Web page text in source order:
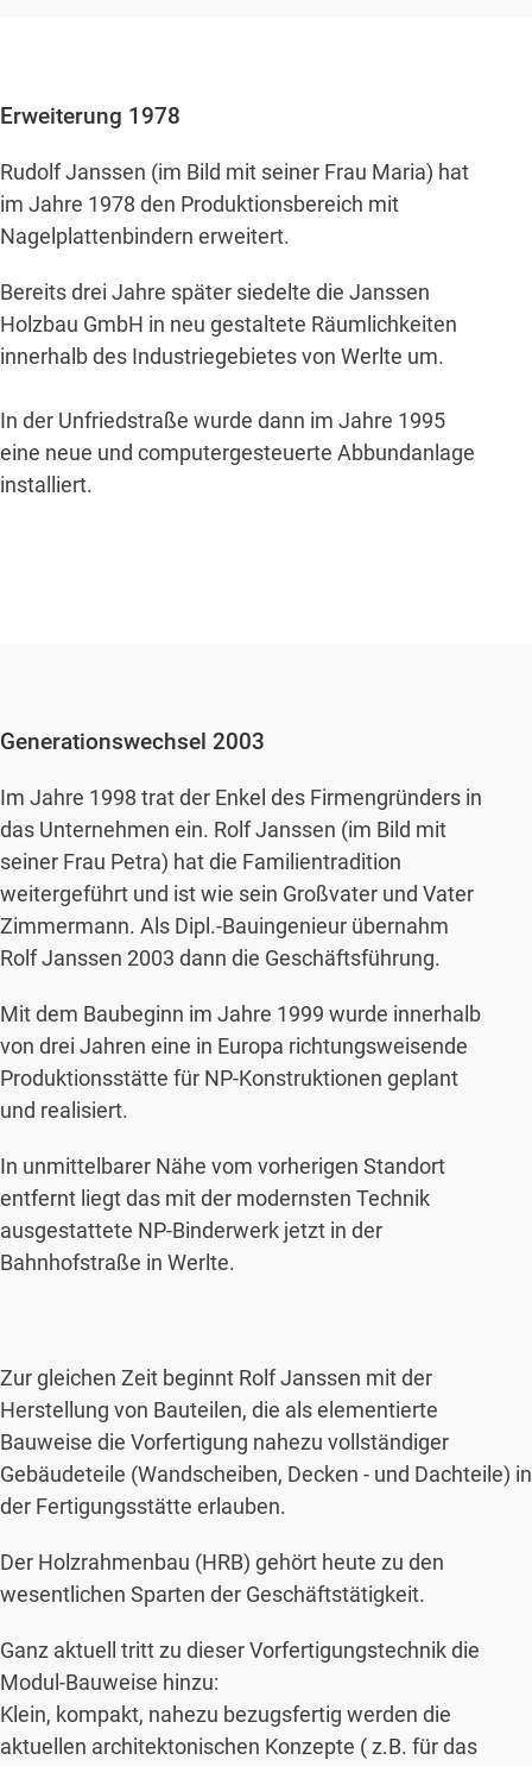
Erweiterung 1978
Rudolf Janssen (im Bild mit seiner Frau Maria) hat
im Jahre 1978 den Produktionsbereich mit
Nagelplattenbindern erweitert.
Bereits drei Jahre später siedelte die Janssen
Holzbau GmbH in neu gestaltete Räumlichkeiten
innerhalb des Industriegebietes von Werlte um.
In der Unfriedstraße wurde dann im Jahre 1995
eine neue und computergesteuerte Abbundanlage
installiert.
Generationswechsel 2003
Im Jahre 1998 trat der Enkel des Firmengründers in
das Unternehmen ein. Rolf Janssen (im Bild mit
seiner Frau Petra) hat die Familientradition
weitergeführt und ist wie sein Großvater und Vater
Zimmermann. Als Dipl.-Bauingenieur übernahm
Rolf Janssen 2003 dann die Geschäftsführung.
Mit dem Baubeginn im Jahre 1999 wurde innerhalb
von drei Jahren eine in Europa richtungsweisende
Produktionsstätte für NP-Konstruktionen geplant
und realisiert.
In unmittelbarer Nähe vom vorherigen Standort
entfernt liegt das mit der modernsten Technik
ausgestattete NP-Binderwerk jetzt in der
Bahnhofstraße in Werlte.
Zur gleichen Zeit beginnt Rolf Janssen mit der
Herstellung von Bauteilen, die als elementierte
Bauweise die Vorfertigung nahezu vollständiger
Gebäudeteile (Wandscheiben, Decken - und Dachteile) in
der Fertigungsstätte erlauben.
Der Holzrahmenbau (HRB) gehört heute zu den
wesentlichen Sparten der Geschäftstätigkeit.
Ganz aktuell tritt zu dieser Vorfertigungstechnik die
Modul-Bauweise hinzu:
Klein, kompakt, nahezu bezugsfertig werden die
aktuellen architektonischen Konzepte ( z.B. für das